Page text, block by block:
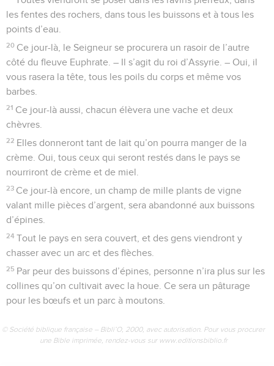
les fentes des rochers, dans tous les buissons et à tous les
points d’eau.
20 Ce jour-là, le Seigneur se procurera un rasoir de l’autre
côté du fleuve Euphrate. – Il s’agit du roi d’Assyrie. – Oui, il
vous rasera la tête, tous les poils du corps et même vos
barbes.
21 Ce jour-là aussi, chacun élèvera une vache et deux
chèvres.
22 Elles donneront tant de lait qu’on pourra manger de la
crème. Oui, tous ceux qui seront restés dans le pays se
nourriront de crème et de miel.
23 Ce jour-là encore, un champ de mille plants de vigne
valant mille pièces d’argent, sera abandonné aux buissons
d’épines.
24 Tout le pays en sera couvert, et des gens viendront y
chasser avec un arc et des flèches.
25 Par peur des buissons d’épines, personne n’ira plus sur les
collines qu’on cultivait avec la houe. Ce sera un pâturage
pour les bœufs et un parc à moutons.
© Société biblique française – Bibli’O, 2000, avec autorisation. Pour vous procurer
une Bible imprimée, rendez-vous sur www.editionsbiblio.fr